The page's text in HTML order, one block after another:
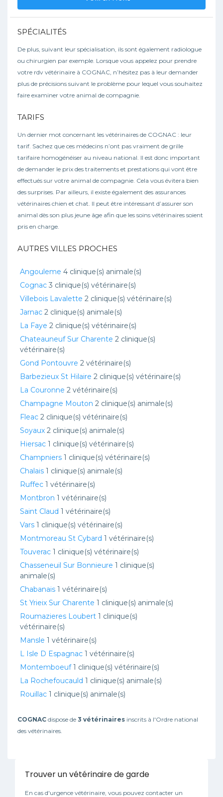
SPÉCIALITÉS
De plus, suivant leur spécialisation, ils sont également radiologue
ou chirurgien par exemple. Lorsque vous appelez pour prendre
votre rdv vétérinaire à COGNAC, n’hésitez pas à leur demander
plus de précisions suivant le problème pour lequel vous souhaitez
faire examiner votre animal de compagnie.
TARIFS
Un dernier mot concernant les vétérinaires de COGNAC : leur
tarif. Sachez que ces médecins n’ont pas vraiment de grille
tarifaire homogénéiser au niveau national. Il est donc important
de demander le prix des traitements et prestations qui vont être
effectués sur votre animal de compagnie. Cela vous évitera bien
des surprises. Par ailleurs, il existe également des assurances
vétérinaires chien et chat. Il peut être intéressant d’assurer son
animal dès son plus jeune âge afin que les soins vétérinaires soient
pris en charge.
AUTRES VILLES PROCHES
Angouleme 4 clinique(s) animale(s)
Cognac 3 clinique(s) vétérinaire(s)
Villebois Lavalette 2 clinique(s) vétérinaire(s)
Jarnac 2 clinique(s) animale(s)
La Faye 2 clinique(s) vétérinaire(s)
Chateauneuf Sur Charente 2 clinique(s)
vétérinaire(s)
Gond Pontouvre 2 vétérinaire(s)
Barbezieux St Hilaire 2 clinique(s) vétérinaire(s)
La Couronne 2 vétérinaire(s)
Champagne Mouton 2 clinique(s) animale(s)
Fleac 2 clinique(s) vétérinaire(s)
Soyaux 2 clinique(s) animale(s)
Hiersac 1 clinique(s) vétérinaire(s)
Champniers 1 clinique(s) vétérinaire(s)
Chalais 1 clinique(s) animale(s)
Ruffec 1 vétérinaire(s)
Montbron 1 vétérinaire(s)
Saint Claud 1 vétérinaire(s)
Vars 1 clinique(s) vétérinaire(s)
Montmoreau St Cybard 1 vétérinaire(s)
Touverac 1 clinique(s) vétérinaire(s)
Chasseneuil Sur Bonnieure 1 clinique(s)
animale(s)
Chabanais 1 vétérinaire(s)
St Yrieix Sur Charente 1 clinique(s) animale(s)
Roumazieres Loubert 1 clinique(s)
vétérinaire(s)
Mansle 1 vétérinaire(s)
L Isle D Espagnac 1 vétérinaire(s)
Montemboeuf1 clinique(s) vétérinaire(s)
La Rochefoucauld 1 clinique(s) animale(s)
Rouillac 1 clinique(s) animale(s)
COGNAC dispose de 3 vétérinaires inscrits à l'Ordre national
des vétérinaires.
Trouver un vétérinaire de garde
En cas d'urgence vétérinaire, vous pouvez contacter un